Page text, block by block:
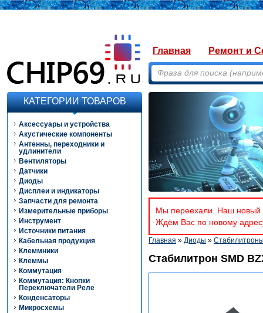
Главная Ремонт и
КАТЕГОРИИ ТОВАРОВ
Аксессуары и устройства
Акустические компоненты
Антенны, переходники и
удлинители
Вентиляторы
Датчики
Диоды
Дисплеи и индикаторы
Запчасти для ремонта
Измерительные приборы
Инструмент
Источники питания
Кабельная продукция
Клеммники
Клеммы
Коммутация
Коммутация: Кнопки
Переключатели Реле
Конденсаторы
Микросхемы
Мы переехали. Наш новый
Ждём Вас по новому
Главная » Диоды »
Стабилитрон SMD